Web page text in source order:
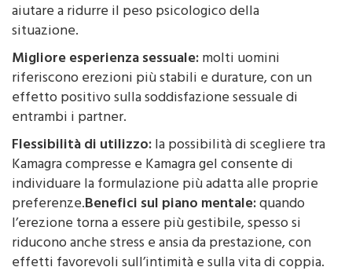
aiutare a ridurre il peso psicologico della
situazione.
Migliore esperienza sessuale:molti uomini
riferiscono erezioni più stabili e durature, con un
effetto positivo sulla soddisfazione sessuale di
entrambi i partner.
Flessibilità di utilizzo:la possibilità di scegliere tra
Kamagra compresse e Kamagra gel consente di
individuare la formulazione più adatta alle proprie
preferenze.Benefici sul piano mentale:quando
l’erezione torna a essere più gestibile, spesso si
riducono anche stress e ansia da prestazione, con
effetti favorevoli sull’intimità e sulla vita di coppia.